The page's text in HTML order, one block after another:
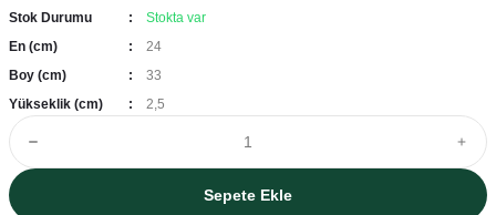
Stok Durumu
Stokta var
En (cm)
24
Boy (cm)
33
Yükseklik (cm)
2,5
Sepete Ekle